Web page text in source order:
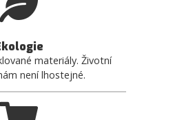
materiály. Životní
není lhostejné.